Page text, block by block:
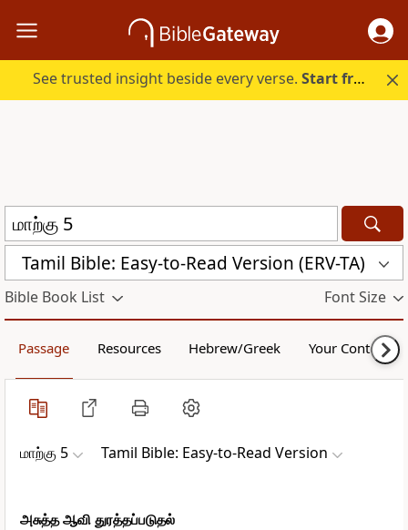
See trusted insight beside every verse.Start free.
Tamil Bible: Easy-to-Read Version (ERV-TA)
Bible Book List Font Size
Passage Resources Hebrew/Greek Your Content
மாற்கு 5 Tamil Bible: Easy-to-Read Version
அசுத்த ஆவி துரத்தப்படுதல்